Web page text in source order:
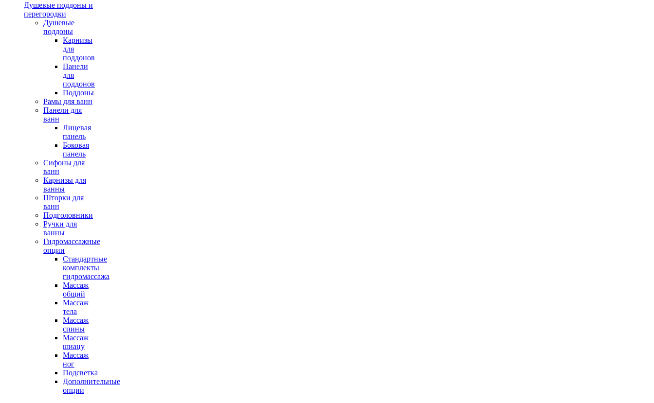
Душевые поддоны и
перегородки
Душевые
поддоны
Карнизы
для
поддонов
Панели
для
поддонов
Поддоны
Рамы для ванн
Панели для
ванн
Лицевая
панель
Боковая
панель
Сифоны для
ванн
Карнизы для
ванны
Шторки для
ванн
Подголовники
Ручки для
ванны
Гидромассажные
опции
Стандартные
комплекты
гидромассажа
Массаж
общий
Массаж
тела
Массаж
спины
Массаж
шиацу
Массаж
ног
Подсветка
Дополнительные
опции